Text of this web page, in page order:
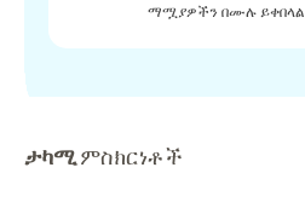
ማሟያዎችን በሙሉ ይቀበላል
ታካሚምስክርነቶች